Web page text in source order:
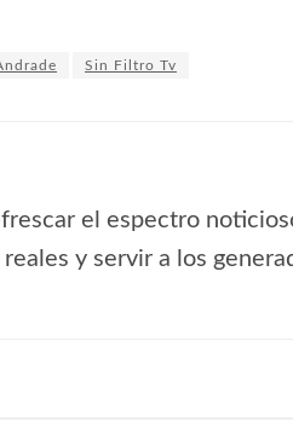
Sin Filtro Tv
el espectro
y servir a los